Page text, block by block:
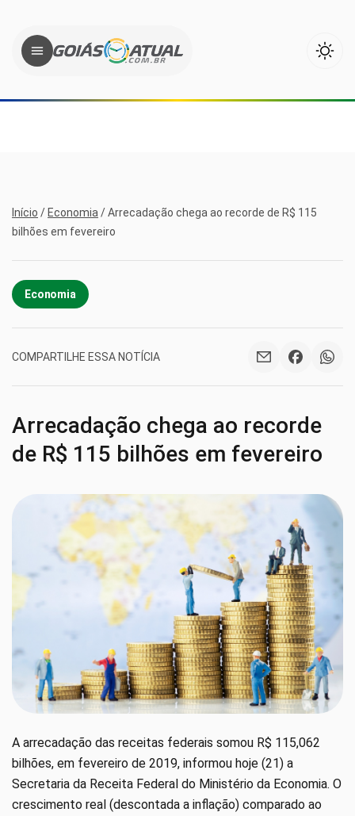
Início / Economia /Arrecadação chega ao recorde de R$ 115
bilhões em fevereiro
Economia
COMPARTILHE ESSA NOTÍCIA
Arrecadação chega ao recorde
de R$ 115 bilhões em fevereiro
A arrecadação das receitas federais somou R$ 115,062
bilhões, em fevereiro de 2019, informou hoje (21) a
Secretaria da Receita Federal do Ministério da Economia. O
crescimento real (descontada a inflação) comparado ao